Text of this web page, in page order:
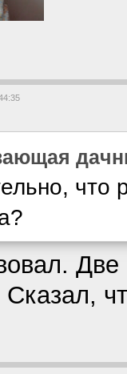
что
Сказал,